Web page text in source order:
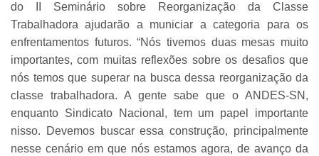
do II Seminário sobre Reorganização da Classe
Trabalhadora ajudarão a municiar a categoria para os
enfrentamentos futuros. “Nós tivemos duas mesas muito
importantes, com muitas reflexões sobre os desafios que
nós temos que superar na busca dessa reorganização da
classe trabalhadora. A gente sabe que o ANDES-SN,
enquanto Sindicato Nacional, tem um papel importante
nisso. Devemos buscar essa construção, principalmente
nesse cenário em que nós estamos agora, de avanço da